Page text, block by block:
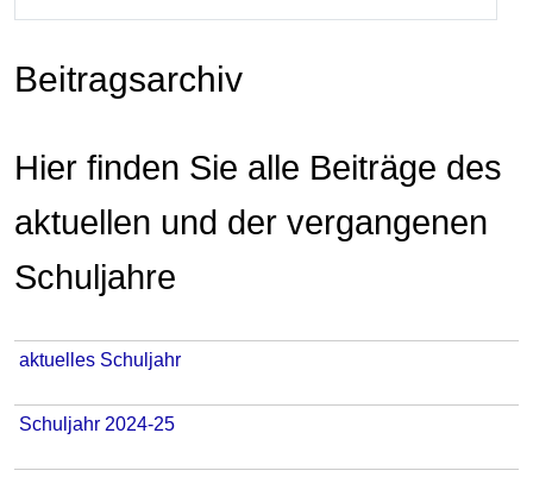
Beitragsarchiv
Hier finden Sie alle Beiträge des
aktuellen und der vergangenen
Schuljahre
aktuelles Schuljahr
Schuljahr 2024-25